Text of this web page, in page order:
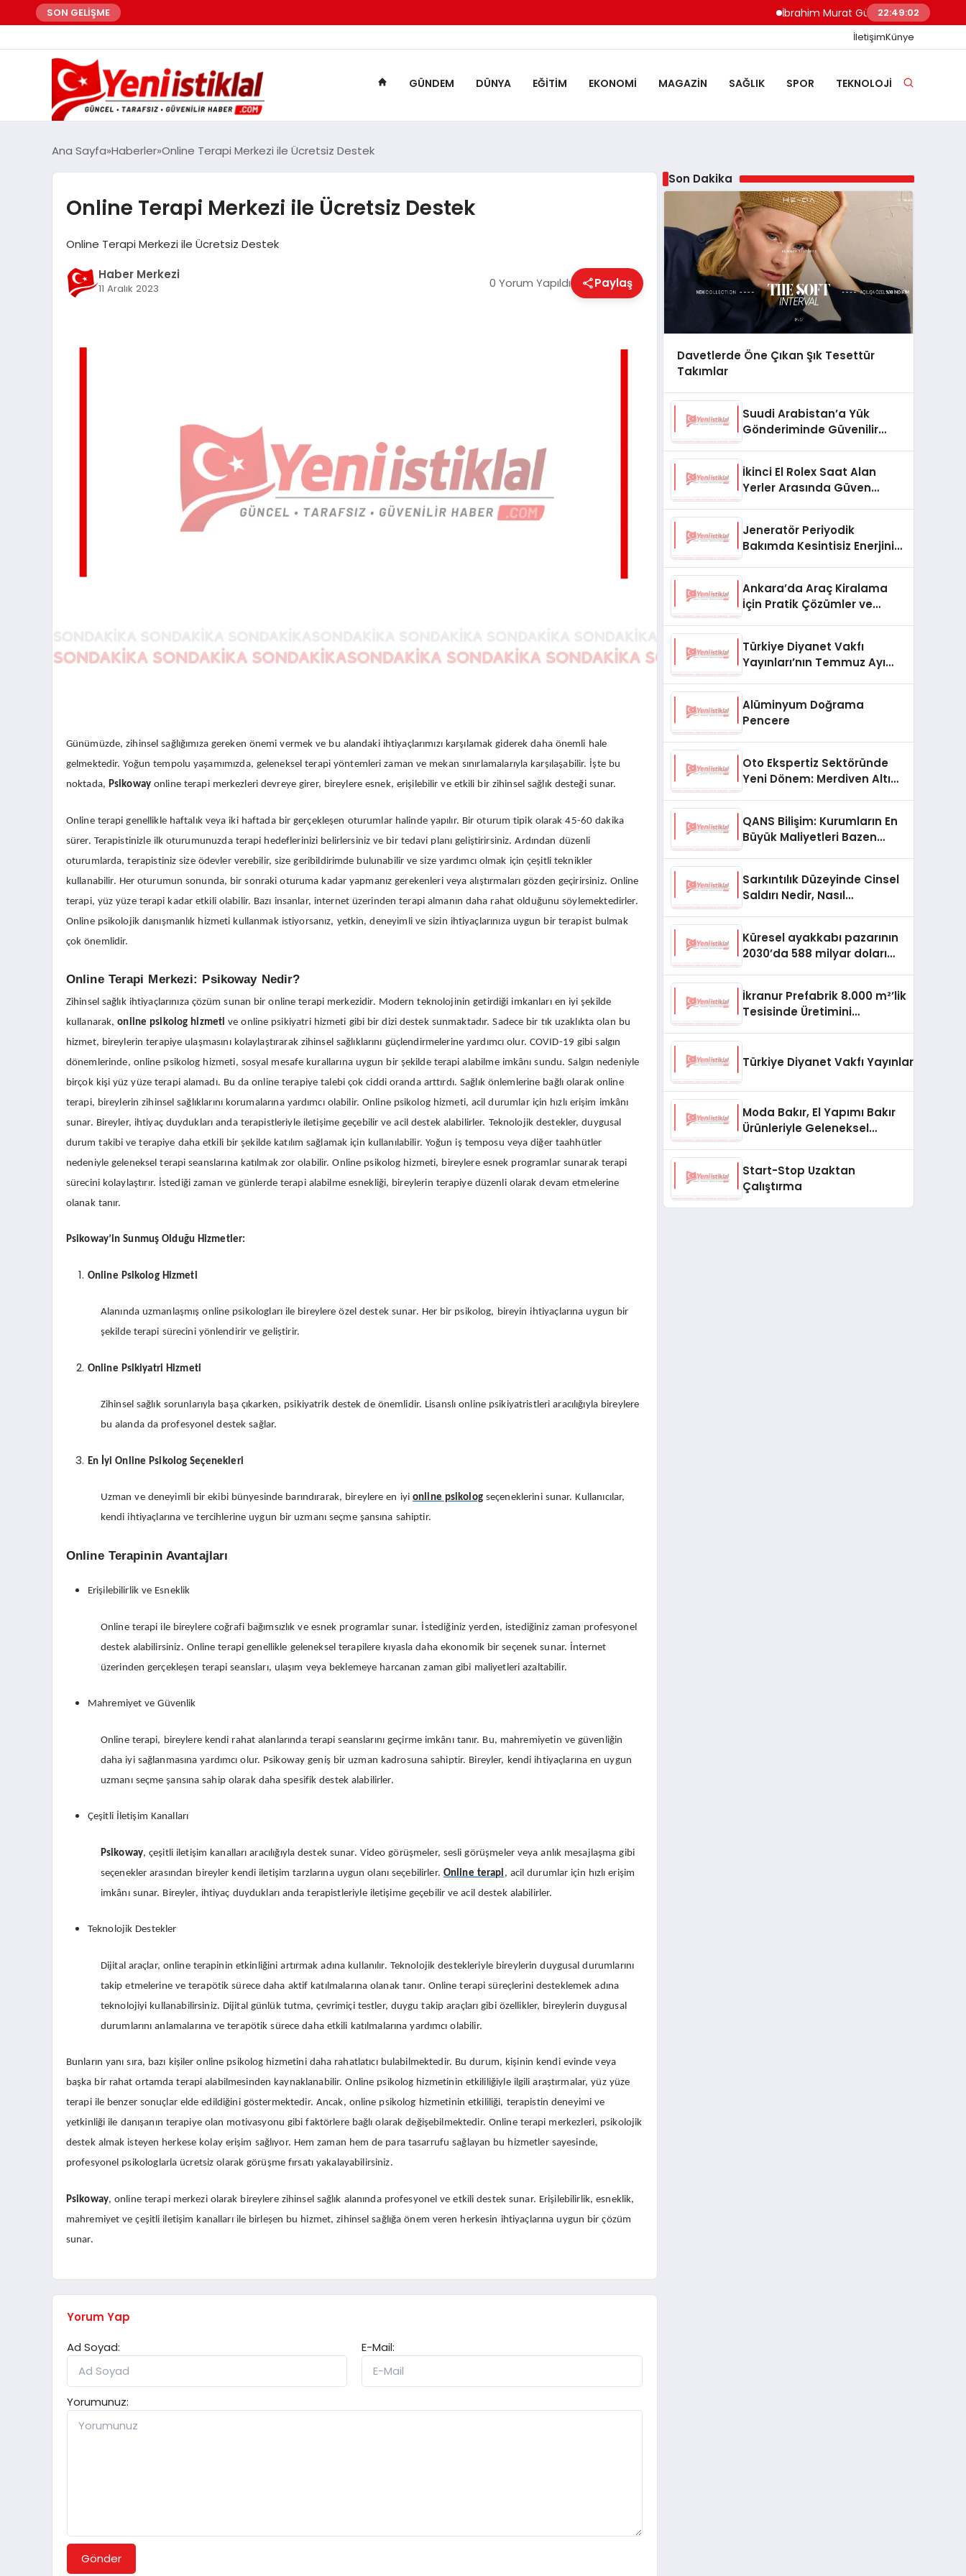
SON GELİŞME İbrahim Murat Gündüz: Malgaç’tan
22:49:03
İletişimKünye
GÜNDEM DÜNYA EĞITIM EKONOMI MAGAZIN SAĞLIK SPOR TEKNOLOJI
Ana Sayfa Haberler Online Terapi Merkezi ile Ücretsiz Destek
Online Terapi Merkezi ile Ücretsiz Destek
Online Terapi Merkezi ile Ücretsiz Destek
Haber Merkezi
11 Aralık 2023 0 Yorum Yapıldı Paylaş
Günümüzde, zihinsel sağlığımıza gereken önemi vermek ve bu alandaki ihtiyaçlarımızı karşılamak giderek daha önemli hale
gelmektedir. Yoğun tempolu yaşamımızda, geleneksel terapi yöntemleri zaman ve mekan sınırlamalarıyla karşılaşabilir. İşte bu
noktada, Psikoway online terapi merkezleri devreye girer, bireylere esnek, erişilebilir ve etkili bir zihinsel sağlık desteği sunar.
Online terapi genellikle haftalık veya iki haftada bir gerçekleşen oturumlar halinde yapılır. Bir oturum tipik olarak 45-60 dakika
sürer. Terapistinizle ilk oturumunuzda terapi hedeflerinizi belirlersiniz ve bir tedavi planı geliştirirsiniz. Ardından düzenli
oturumlarda, terapistiniz size ödevler verebilir, size geribildirimde bulunabilir ve size yardımcı olmak için çeşitli teknikler
kullanabilir. Her oturumun sonunda, bir sonraki oturuma kadar yapmanız gerekenleri veya alıştırmaları gözden geçirirsiniz. Online
terapi, yüz yüze terapi kadar etkili olabilir. Bazı insanlar, internet üzerinden terapi almanın daha rahat olduğunu söylemektedirler.
Online psikolojik danışmanlık hizmeti kullanmak istiyorsanız, yetkin, deneyimli ve sizin ihtiyaçlarınıza uygun bir terapist bulmak
çok önemlidir.
Online Terapi Merkezi: Psikoway Nedir?
Zihinsel sağlık ihtiyaçlarınıza çözüm sunan bir online terapi merkezidir. Modern teknolojinin getirdiği imkanları en iyi şekilde
kullanarak,online psikolog hizmeti ve online psikiyatri hizmeti gibi bir dizi destek sunmaktadır. Sadece bir tık uzaklıkta olan bu
hizmet, bireylerin terapiye ulaşmasını kolaylaştırarak zihinsel sağlıklarını güçlendirmelerine yardımcı olur. COVID-19 gibi salgın
dönemlerinde, online psikolog hizmeti, sosyal mesafe kurallarına uygun bir şekilde terapi alabilme imkânı sundu. Salgın nedeniyle
birçok kişi yüz yüze terapi alamadı. Bu da online terapiye talebi çok ciddi oranda arttırdı. Sağlık önlemlerine bağlı olarak online
terapi, bireylerin zihinsel sağlıklarını korumalarına yardımcı olabilir. Online psikolog hizmeti, acil durumlar için hızlı erişim imkânı
sunar. Bireyler, ihtiyaç duydukları anda terapistleriyle iletişime geçebilir ve acil destek alabilirler. Teknolojik destekler, duygusal
durum takibi ve terapiye daha etkili bir şekilde katılım sağlamak için kullanılabilir. Yoğun iş temposu veya diğer taahhütler
nedeniyle geleneksel terapi seanslarına katılmak zor olabilir. Online psikolog hizmeti, bireylere esnek programlar sunarak terapi
sürecini kolaylaştırır. İstediği zaman ve günlerde terapi alabilme esnekliği, bireylerin terapiye düzenli olarak devam etmelerine
olanak tanır.
Psikoway’in Sunmuş Olduğu Hizmetler:
Online Psikolog Hizmeti
Alanında uzmanlaşmış online psikologları ile bireylere özel destek sunar. Her bir psikolog, bireyin ihtiyaçlarına uygun bir
şekilde terapi sürecini yönlendirir ve geliştirir.
Online Psikiyatri Hizmeti
Zihinsel sağlık sorunlarıyla başa çıkarken, psikiyatrik destek de önemlidir. Lisanslı online psikiyatristleri aracılığıyla bireylere
bu alanda da profesyonel destek sağlar.
En İyi Online Psikolog Seçenekleri
Uzman ve deneyimli bir ekibi bünyesinde barındırarak, bireylere en iyi online psikologseçeneklerini sunar. Kullanıcılar,
kendi ihtiyaçlarına ve tercihlerine uygun bir uzmanı seçme şansına sahiptir.
Online Terapinin Avantajları
Erişilebilirlik ve Esneklik
Online terapi ile bireylere coğrafi bağımsızlık ve esnek programlar sunar. İstediğiniz yerden, istediğiniz zaman profesyonel
destek alabilirsiniz. Online terapi genellikle geleneksel terapilere kıyasla daha ekonomik bir seçenek sunar. İnternet
üzerinden gerçekleşen terapi seansları, ulaşım veya beklemeye harcanan zaman gibi maliyetleri azaltabilir.
Mahremiyet ve Güvenlik
Online terapi, bireylere kendi rahat alanlarında terapi seanslarını geçirme imkânı tanır. Bu, mahremiyetin ve güvenliğin
daha iyi sağlanmasına yardımcı olur. Psikoway geniş bir uzman kadrosuna sahiptir. Bireyler, kendi ihtiyaçlarına en uygun
uzmanı seçme şansına sahip olarak daha spesifik destek alabilirler.
Çeşitli İletişim Kanalları
Psikoway, çeşitli iletişim kanalları aracılığıyla destek sunar. Video görüşmeler, sesli görüşmeler veya anlık mesajlaşma gibi
seçenekler arasından bireyler kendi iletişim tarzlarına uygun olanı seçebilirler. Online terapi , acil durumlar için hızlı erişim
imkânı sunar. Bireyler, ihtiyaç duydukları anda terapistleriyle iletişime geçebilir ve acil destek alabilirler.
Teknolojik Destekler
Dijital araçlar, online terapinin etkinliğini artırmak adına kullanılır. Teknolojik destekleriyle bireylerin duygusal durumlarını
takip etmelerine ve terapötik sürece daha aktif katılmalarına olanak tanır. Online terapi süreçlerini desteklemek adına
teknolojiyi kullanabilirsiniz. Dijital günlük tutma, çevrimiçi testler, duygu takip araçları gibi özellikler, bireylerin duygusal
durumlarını anlamalarına ve terapötik sürece daha etkili katılmalarına yardımcı olabilir.
Bunların yanı sıra, bazı kişiler online psikolog hizmetini daha rahatlatıcı bulabilmektedir. Bu durum, kişinin kendi evinde veya
başka bir rahat ortamda terapi alabilmesinden kaynaklanabilir. Online psikolog hizmetinin etkililiğiyle ilgili araştırmalar, yüz yüze
terapi ile benzer sonuçlar elde edildiğini göstermektedir. Ancak, online psikolog hizmetinin etkililiği, terapistin deneyimi ve
yetkinliği ile danışanın terapiye olan motivasyonu gibi faktörlere bağlı olarak değişebilmektedir. Online terapi merkezleri, psikolojik
destek almak isteyen herkese kolay erişim sağlıyor. Hem zaman hem de para tasarrufu sağlayan bu hizmetler sayesinde,
profesyonel psikologlarla ücretsiz olarak görüşme fırsatı yakalayabilirsiniz.
Psikoway, online terapi merkezi olarak bireylere zihinsel sağlık alanında profesyonel ve etkili destek sunar. Erişilebilirlik, esneklik,
mahremiyet ve çeşitli iletişim kanalları ile birleşen bu hizmet, zihinsel sağlığa önem veren herkesin ihtiyaçlarına uygun bir çözüm
sunar.
Yorum Yap
Ad Soyad:
E-Mail:
Yorumunuz:
Gönder
Son Dakika
Davetlerde Öne Çıkan Şık Tesettür
Takımlar
Suudi Arabistan’a Yük
Gönderiminde Güvenilir
İkinci El Rolex Saat Alan
Yerler Arasında Güven
Jeneratör Periyodik
Bakımda Kesintisiz Enerjinin
Ankara’da Araç Kiralama
İçin Pratik Çözümler ve
Türkiye Diyanet Vakfı
Yayınları’nın Temmuz Ayı
Alüminyum Doğrama
Pencere
Oto Ekspertiz Sektöründe
Yeni Dönem: Merdiven Altı
QANS Bilişim: Kurumların En
Büyük Maliyetleri Bazen
Sarkıntılık Düzeyinde Cinsel
Saldırı Nedir, Nasıl
Küresel ayakkabı pazarının
2030’da 588 milyar doları
İkranur Prefabrik 8.000 m²’lik
Tesisinde Üretimini
Türkiye Diyanet Vakfı Yayınları, Yeni
Moda Bakır, El Yapımı Bakır
Ürünleriyle Geleneksel
Start-Stop Uzaktan
Çalıştırma